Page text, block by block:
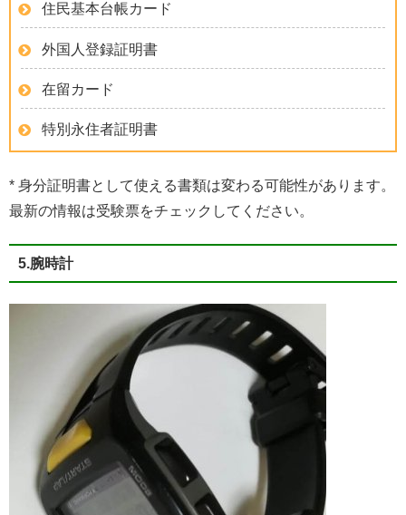
住民基本台帳カード
外国人登録証明書
在留カード
特別永住者証明書
* 身分証明書として使える書類は変わる可能性があります。
最新の情報は受験票をチェックしてください。
5.腕時計